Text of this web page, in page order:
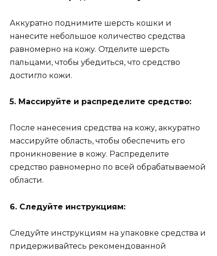
Аккуратно поднимите шерсть кошки и
нанесите небольшое количество средства
равномерно на кожу. Отделите шерсть
пальцами, чтобы убедиться, что средство
достигло кожи.
5. Массируйте и распределите средство:
После нанесения средства на кожу, аккуратно
массируйте область, чтобы обеспечить его
проникновение в кожу. Распределите
средство равномерно по всей обрабатываемой
области.
6. Следуйте инструкциям:
Следуйте инструкциям на упаковке средства и
придерживайтесь рекомендованной